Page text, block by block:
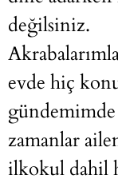
değilsiniz.
evde hiç
zamanlar
ilkokul dahil